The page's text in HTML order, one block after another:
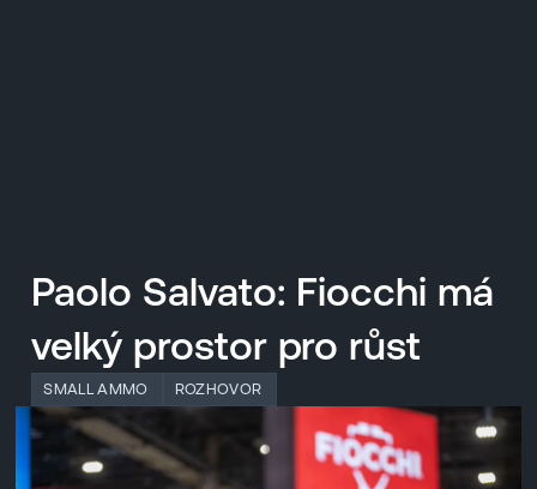
Paolo Salvato: Fiocchi má
velký prostor pro růst
SMALL AMMO ROZHOVOR